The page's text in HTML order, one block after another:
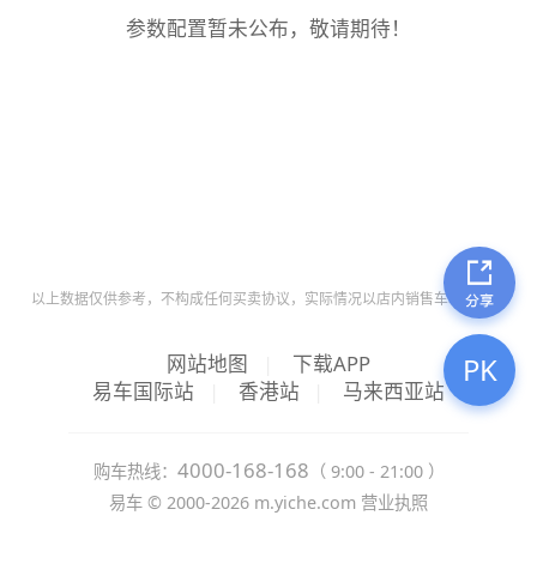
参数配置暂未公布，敬请期待！
以上数据仅供参考，不构成任何买卖协议，实际情况以店内销售车辆为准。
网站地图
下载APP
易车国际站
香港站 马来西亚站
购车热线： 4000-168-168 （ 9:00 - 21:00 ）
易车 © 2000-2026 m.yiche.com 营业执照
PK